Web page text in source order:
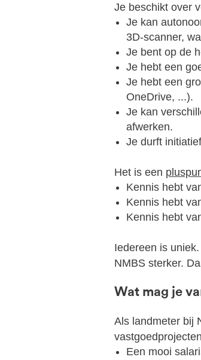
Je beschikt over
Je kan
3D-scanner,
Je bent op de
Je hebt een
Je hebt een
OneDrive, ...).
Je kan
afwerken.
Je durft
Het is een
Kennis hebt
Kennis hebt
Kennis hebt
Iedereen is
NMBS sterker.
Wat mag je
Als landmeter bij
Een mooi